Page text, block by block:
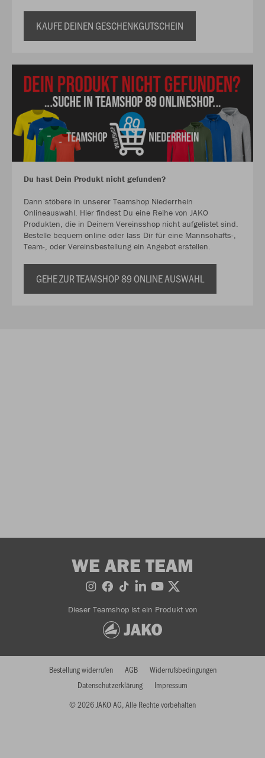
KAUFE DEINEN GESCHENKGUTSCHEIN
Du hast Dein Produkt nicht gefunden?
Dann stöbere in unserer Teamshop Niederrhein
Onlineauswahl. Hier findest Du eine Reihe von JAKO
Produkten, die in Deinem Vereinsshop nicht aufgelistet sind.
Bestelle bequem online oder lass Dir für eine Mannschafts-,
Team-, oder Vereinsbestellung ein Angebot erstellen.
GEHE ZUR TEAMSHOP 89 ONLINE AUSWAHL
WE ARE TEAM
Dieser Teamshop ist ein Produkt von
© 2026 JAKO AG, Alle Rechte vorbehalten
Bestellung widerrufen AGB
Widerrufsbedingungen
Datenschutzerklärung
Impressum